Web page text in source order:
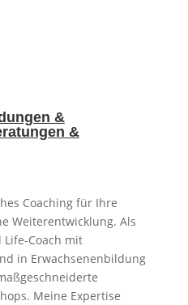
&
&
Coaching für Ihre
Weiterentwicklung. Als
Coach mit
in Erwachsenenbildung
Meine Expertise